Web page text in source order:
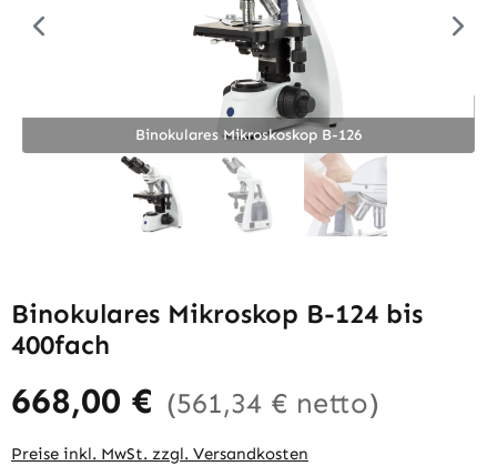
Binokulares Mikroskoskop B-126
Binokulares Mikroskop B-124 bis
400fach
668,00 € (561,34 € netto)
Preise inkl. MwSt. zzgl. Versandkosten